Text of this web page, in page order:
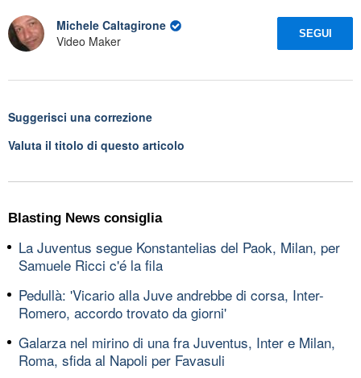
Michele Caltagirone
Video Maker
SEGUI
Suggerisci una correzione
Valuta il titolo di questo articolo
Blasting News consiglia
La Juventus segue Konstantelias del Paok, Milan, per
Samuele Ricci c'é la fila
Pedullà: 'Vicario alla Juve andrebbe di corsa, Inter-
Romero, accordo trovato da giorni'
Galarza nel mirino di una fra Juventus, Inter e Milan,
Roma, sfida al Napoli per Favasuli